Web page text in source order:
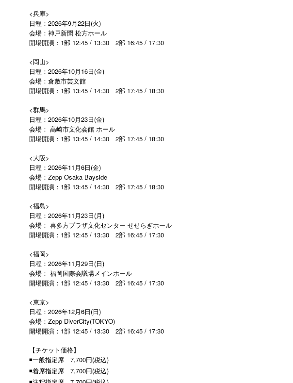
<兵庫>
日程：2026年9月22日(火)
会場：神戸新聞 松方ホール
開場開演：1部 12:45 / 13:30 2部 16:45 / 17:30
<岡山>
日程：2026年10月16日(金)
会場：倉敷市芸文館
開場開演：1部 13:45 / 14:30 2部 17:45 / 18:30
<群馬>
日程：2026年10月23日(金)
会場： 高崎市文化会館 ホール
開場開演：1部 13:45 / 14:30 2部 17:45 / 18:30
<大阪>
日程：2026年11月6日(金)
会場：Zepp Osaka Bayside
開場開演：1部 13:45 / 14:30 2部 17:45 / 18:30
<福島>
日程：2026年11月23日(月)
会場： 喜多方プラザ文化センター せせらぎホール
開場開演：1部 12:45 / 13:30 2部 16:45 / 17:30
<福岡>
日程：2026年11月29日(日)
会場： 福岡国際会議場メインホール
開場開演：1部 12:45 / 13:30 2部 16:45 / 17:30
<東京>
日程：2026年12月6日(日)
会場：Zepp DiverCity(TOKYO)
開場開演：1部 12:45 / 13:30 2部 16:45 / 17:30
【チケット価格】
◾️一般指定席 7,700円(税込)
◾️着席指定席 7,700円(税込)